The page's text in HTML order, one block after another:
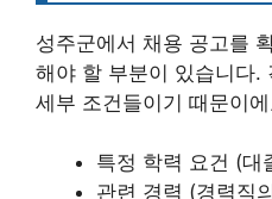
성주군에서 채용 공고를
해야 할 부분이 있습니다.
세부 조건들이기 때문이
특정 학력 요건 (대
관련 경력 (경력직